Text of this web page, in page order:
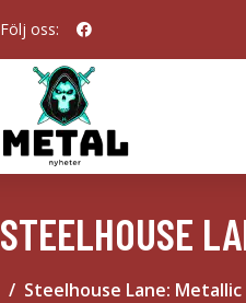
Följ oss:
STEELHOUSE
Steelhouse Lane: Metallic